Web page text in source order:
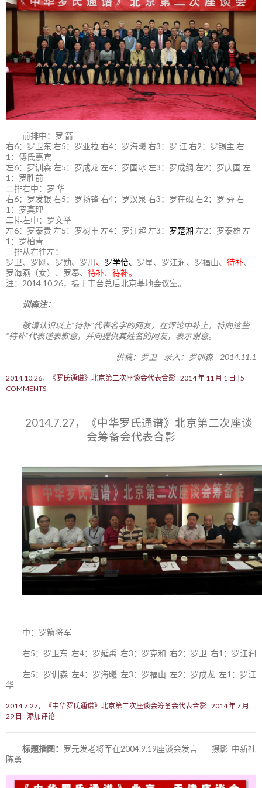
前排中：罗 箭
右6：罗卫东 右5：罗亚拉 右4：罗海曦 右3：罗 江 右2：罗锡主 右
1：傅氏嘉宾
左6：罗训森 左5：罗成龙 左4：罗国冰 左3：罗成纲 左2：罗庆国 左
1：罗胜前
二排右中：罗 华
右6：罗发银 右5：罗扬锋 右4：罗汉泉 右3：罗在砚 右2：罗 芬 右
1：罗真理
二排左中：罗文举
左6：罗泰贵 左5：罗树丰 左4：罗江超 左3： 罗楚湘 左2：罗泰雄 左
1：罗柏青
三排从右往左：
罗卫、罗刚、罗勋、罗川 、 罗学怡、 罗星、罗江润、罗福山、 待补、
罗海燕（女）、罗奉、 待补、待补。
注：2014.10.26，摄于丰台总后北京基地会议室。
训森注：
敬请认识以上“待补”代表名字的网友，在评论中补上，特向这些
“待补”代表谨表歉意，并向提供其姓名的网友，表示谢意。
供稿：罗卫 录入：罗训森 2014.11.1
2014.10.26，《罗氏通谱》北京第二次座谈会代表合影 2014 年 11 月 1 日
5
COMMENTS
2014.7.27，《中华罗氏通谱》北京第二次座谈
会筹备会代表合影
中：罗箭将军
右5：罗卫东 右4：罗延禹 右3：罗克和 右2：罗卫 右1：罗江润
左5：罗训森 左4：罗海曦 左3：罗福山 左2：罗成龙 左1：罗江
华
2014.7.27，《中华罗氏通谱》北京第二次座谈会筹备会代表合影 2014 年 7 月
29 日
添加评论
标题插图： 罗元发老将军在2004.9.19座谈会发言——摄影 中新社
陈勇